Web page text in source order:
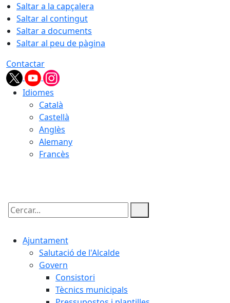
Saltar a la capçalera
Saltar al contingut
Saltar a documents
Saltar al peu de pàgina
Contactar
Idiomes
Català
Castellà
Anglès
Alemany
Francès
Cercar:
Ajuntament
Salutació de l'Alcalde
Govern
Consistori
Tècnics municipals